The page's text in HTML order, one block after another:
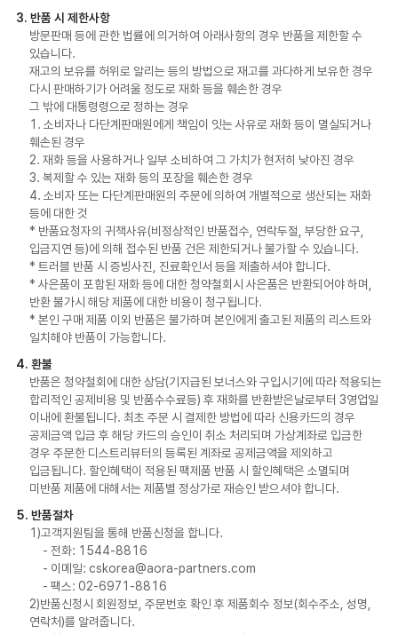
3. 반품 시 제한사항
방문판매 등에 관한 법률에 의거하여 아래사항의 경우 반품을 제한할 수
있습니다.
재고의 보유를 허위로 알리는 등의 방법으로 재고를 과다하게 보유한 경우
다시 판매하기가 어려울 정도로 재화 등을 훼손한 경우
그 밖에 대통령령으로 정하는 경우
1. 소비자나 다단계판매원에게 책임이 잇는 사유로 재화 등이 멸실되거나
훼손된 경우
2. 재화 등을 사용하거나 일부 소비하여 그 가치가 현저히 낮아진 경우
3. 복제할 수 있는 재화 등의 포장을 훼손한 경우
4. 소비자 또는 다단계판매원의 주문에 의하여 개별적으로 생산되는 재화
등에 대한 것
* 반품요청자의 귀책사유(비정상적인 반품접수, 연락두절, 부당한 요구,
입금지연 등)에 의해 접수된 반품 건은 제한되거나 불가할 수 있습니다.
* 트러블 반품 시 증빙사진, 진료확인서 등을 제출하셔야 합니다.
* 사은품이 포함된 재화 등에 대한 청약철회시 사은품은 반환되어야 하며,
반환 불가시 해당 제품에 대한 비용이 청구됩니다.
* 본인 구매 제품 이외 반품은 불가하며 본인에게 출고된 제품의 리스트와
일치해야 반품이 가능합니다.
4. 환불
반품은 청약철회에 대한 상담(기지급된 보너스와 구입시기에 따라 적용되는
합리적인 공제비용 및 반품수수료등) 후 재화를 반환받은날로부터 3영업일
이내에 환불됩니다. 최초 주문 시 결제한 방법에 따라 신용카드의 경우
공제금액 입금 후 해당 카드의 승인이 취소 처리되며 가상계좌로 입금한
경우 주문한 디스트리뷰터의 등록된 계좌로 공제금액을 제외하고
입금됩니다. 할인혜택이 적용된 팩제품 반품 시 할인혜택은 소멸되며
미반품 제품에 대해서는 제품별 정상가로 재승인 받으셔야 합니다.
5. 반품절차
1)고객지원팀을 통해 반품신청을 합니다.
- 전화: 1544-8816
- 이메일: cskorea@aora-partners.com
- 팩스: 02-6971-8816
2)반품신청시 회원정보, 주문번호 확인 후 제품회수 정보(회수주소, 성명,
연락처)를 알려줍니다.